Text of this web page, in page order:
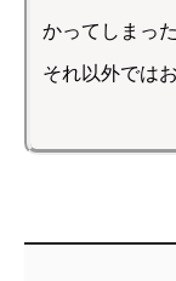
かってしまっ
それ以外では